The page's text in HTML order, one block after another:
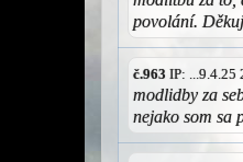
povolání.
č.963 IP: ...9.4.25
modlidby za
nejako som sa